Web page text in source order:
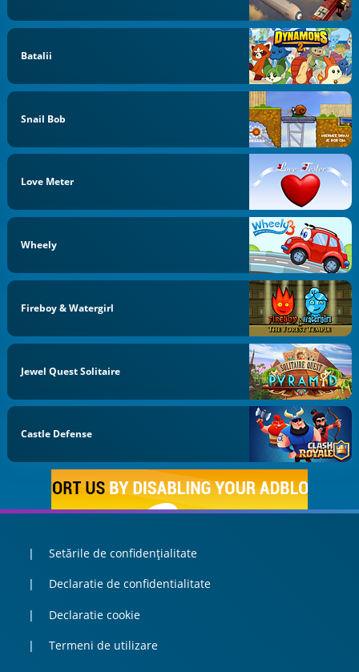
Batalii
Snail Bob
Love Meter
Wheely
Fireboy & Watergirl
Jewel Quest Solitaire
Castle Defense
Setările de confidențialitate
Declaratie de confidentialitate
Declaratie cookie
Termeni de utilizare